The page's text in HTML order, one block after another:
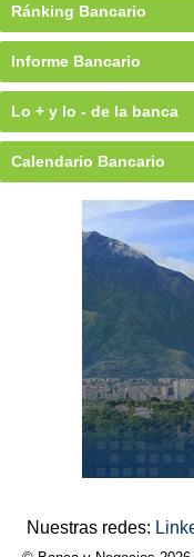
Ránking Bancario
Informe Bancario
Lo + y lo - de la banca
Calendario Bancario
Nuestras redes: